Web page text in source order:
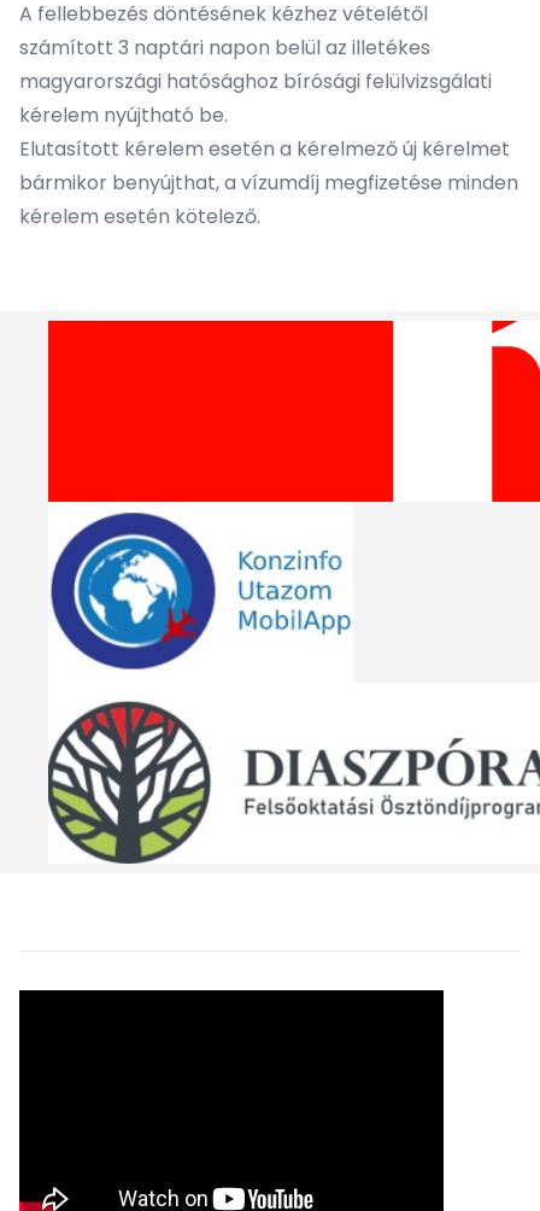
A fellebbezés döntésének kézhez vételétől
számított 3 naptári napon belül az illetékes
magyarországi hatósághoz bírósági felülvizsgálati
kérelem nyújtható be.
Elutasított kérelem esetén a kérelmező új kérelmet
bármikor benyújthat, a vízumdíj megfizetése minden
kérelem esetén kötelező.